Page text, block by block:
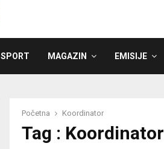
SPORT MAGAZIN EMISIJE
Početna Koordinator
Tag : Koordinator